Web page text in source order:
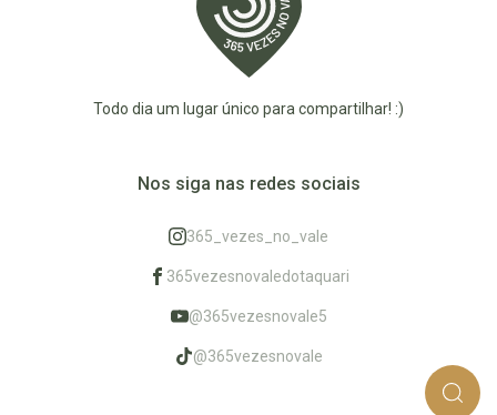
Todo dia um lugar único para compartilhar! :)
Nos siga nas redes sociais
365_vezes_no_vale
365vezesnovaledotaquari
@365vezesnovale5
@365vezesnovale